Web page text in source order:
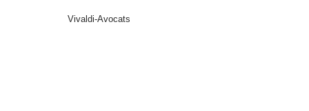
Vivaldi-Avocats